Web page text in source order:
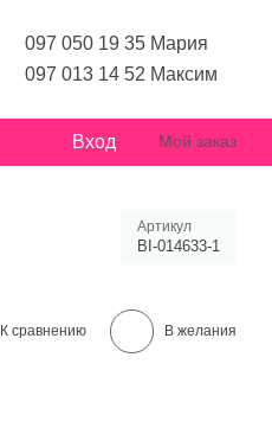
097 050 19 35 Мария
097 013 14 52 Максим
Вход Мой заказ
Артикул
BI-014633-1
К сравнению В желания